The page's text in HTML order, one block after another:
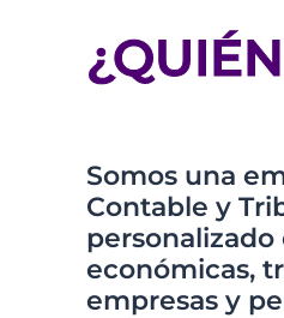
Somos una
Contable y
económicas,
empresas y